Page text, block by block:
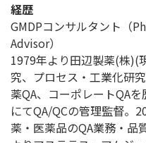
経歴
GMDPコンサルタント（
Advisor）
1979年より田辺製薬(株)(
究、プロセス・工業化研
薬QA、コーポレートQA
にてQA/QCの管理監督。
薬・医薬品のQA業務・品